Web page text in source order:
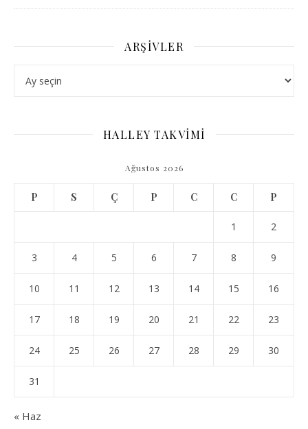
ARŞIVLER
HALLEY TAKVİMİ
Ağustos 2026
P S Ç P C C P
1 2
3 4 5 6 7 8 9
10 11 12 13 14 15 16
17 18 19 20 21 22 23
24 25 26 27 28 29 30
31
« Haz